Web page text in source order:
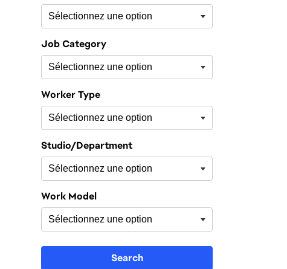
Job Category
Worker Type
Studio/Department
Work Model
Search